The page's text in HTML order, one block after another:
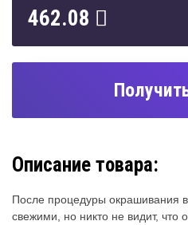
462.08
Описание товара:
После процедуры окрашивания
свежими, но никто не видит,